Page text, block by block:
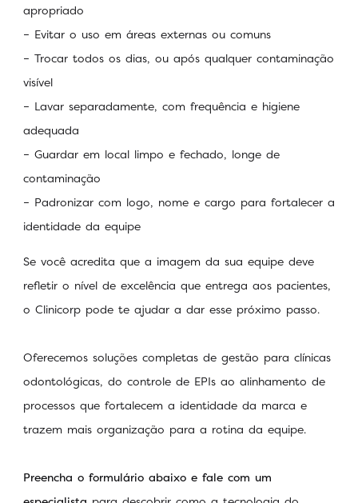
apropriado
– Evitar o uso em áreas externas ou comuns
– Trocar todos os dias, ou após qualquer contaminação
visível
– Lavar separadamente, com frequência e higiene
adequada
– Guardar em local limpo e fechado, longe de
contaminação
– Padronizar com logo, nome e cargo para fortalecer a
identidade da equipe
Se você acredita que a imagem da sua equipe deve
refletir o nível de excelência que entrega aos pacientes,
o Clinicorp pode te ajudar a dar esse próximo passo.
Oferecemos soluções completas de gestão para clínicas
odontológicas, do controle de EPIs ao alinhamento de
processos que fortalecem a identidade da marca e
trazem mais organização para a rotina da equipe.
Preencha o formulário abaixo e fale com um